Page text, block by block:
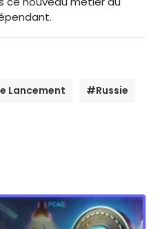
Lancement
#Russie